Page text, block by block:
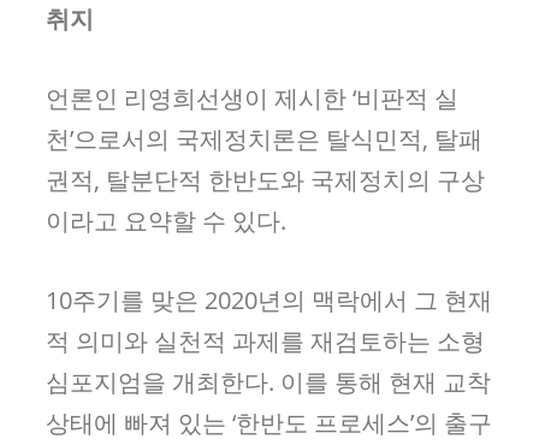
취지
언론인 리영희선생이 제시한 ‘비판적 실
천’으로서의 국제정치론은 탈식민적, 탈패
권적, 탈분단적 한반도와 국제정치의 구상
이라고 요약할 수 있다.
10주기를 맞은 2020년의 맥락에서 그 현재
적 의미와 실천적 과제를 재검토하는 소형
심포지엄을 개최한다. 이를 통해 현재 교착
상태에 빠져 있는 ‘한반도 프로세스’의 출구